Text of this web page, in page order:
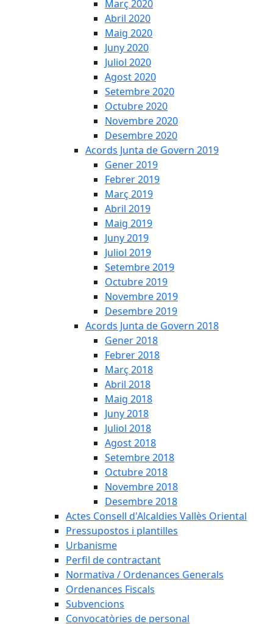
Març 2020
Abril 2020
Maig 2020
Juny 2020
Juliol 2020
Agost 2020
Setembre 2020
Octubre 2020
Novembre 2020
Desembre 2020
Acords Junta de Govern 2019
Gener 2019
Febrer 2019
Març 2019
Abril 2019
Maig 2019
Juny 2019
Juliol 2019
Setembre 2019
Octubre 2019
Novembre 2019
Desembre 2019
Acords Junta de Govern 2018
Gener 2018
Febrer 2018
Març 2018
Abril 2018
Maig 2018
Juny 2018
Juliol 2018
Agost 2018
Setembre 2018
Octubre 2018
Novembre 2018
Desembre 2018
Actes Consell d'Alcaldies Vallès Oriental
Pressupostos i plantilles
Urbanisme
Perfil de contractant
Normativa / Ordenances Generals
Ordenances Fiscals
Subvencions
Convocatòries de personal